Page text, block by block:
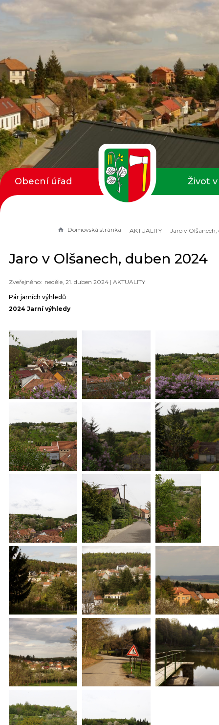
Domovská stránka AKTUALITY
Jaro v Olšanech, duben 2024
neděle, 21. duben 2024 | AKTUALITY
Pár jarních výhledů
2024 Jarní výhledy
Obecní úřad Život